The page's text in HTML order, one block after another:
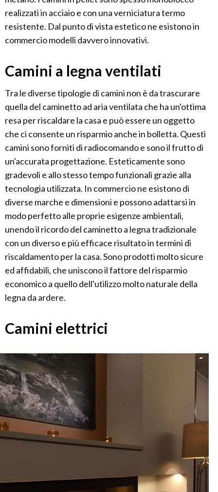
realizzati in acciaio e con una verniciatura termo
resistente. Dal punto di vista estetico ne esistono in
commercio modelli davvero innovativi.
Camini a legna ventilati
Tra le diverse tipologie di camini non è da trascurare
quella del caminetto ad aria ventilata che ha un'ottima
resa per riscaldare la casa e può essere un oggetto
che ci consente un risparmio anche in bolletta. Questi
camini sono forniti di radiocomando e sono il frutto di
un'accurata progettazione. Esteticamente sono
gradevoli e allo stesso tempo funzionali grazie alla
tecnologia utilizzata. In commercio ne esistono di
diverse marche e dimensioni e possono adattarsi in
modo perfetto alle proprie esigenze ambientali,
unendo il ricordo del caminetto a legna tradizionale
con un diverso e più efficace risultato in termini di
riscaldamento per la casa. Sono prodotti molto sicure
ed affidabili, che uniscono il fattore del risparmio
economico a quello dell'utilizzo molto naturale della
legna da ardere.
Camini elettrici